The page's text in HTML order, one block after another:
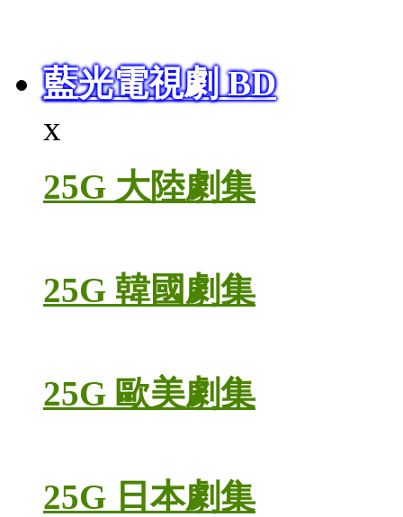
藍光電視劇 BD
x
25G 大陸劇集
25G 韓國劇集
25G 歐美劇集
25G 日本劇集